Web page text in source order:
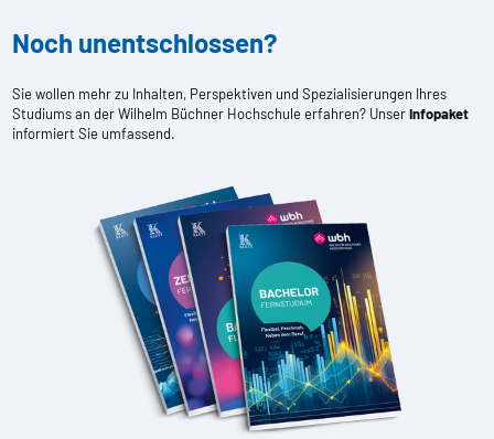
Noch unentschlossen?
Sie wollen mehr zu Inhalten, Perspektiven und Spezialisierungen Ihres
Studiums an der Wilhelm Büchner Hochschule erfahren? UnserInfopaket
informiert Sie umfassend.